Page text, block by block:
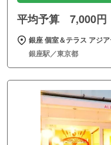
平均予算 7,000円
銀座 個室＆テラス アジ
銀座駅／東京都